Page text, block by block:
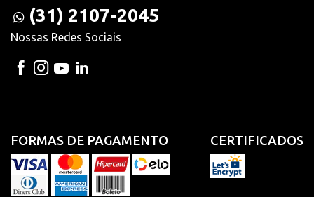
(31) 2107-2045
Nossas Redes Sociais
FORMAS DE PAGAMENTO CERTIFICADOS